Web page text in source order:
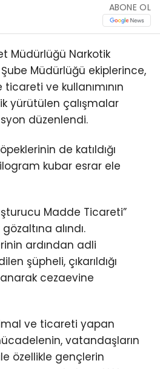
ABONE OL
Müdürlüğü Narkotik
Müdürlüğü ekiplerince,
ve kullanımının
yürütülen çalışmalar
düzenlendi.
de katıldığı
kubar esrar ele
Madde Ticareti”
alındı.
ardından adli
şüpheli, çıkarıldığı
cezaevine
ve ticareti yapan
vatandaşların
özellikle gençlerin